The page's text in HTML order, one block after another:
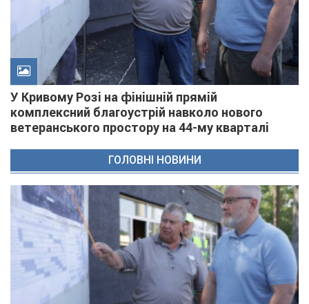
У Кривому Розі на фінішній прямій
комплексний благоустрій навколо нового
ветеранського простору на 44-му кварталі
ГОЛОВНІ НОВИНИ